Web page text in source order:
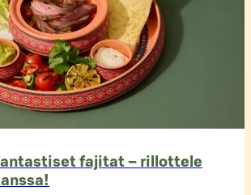
fajitat – rillottele